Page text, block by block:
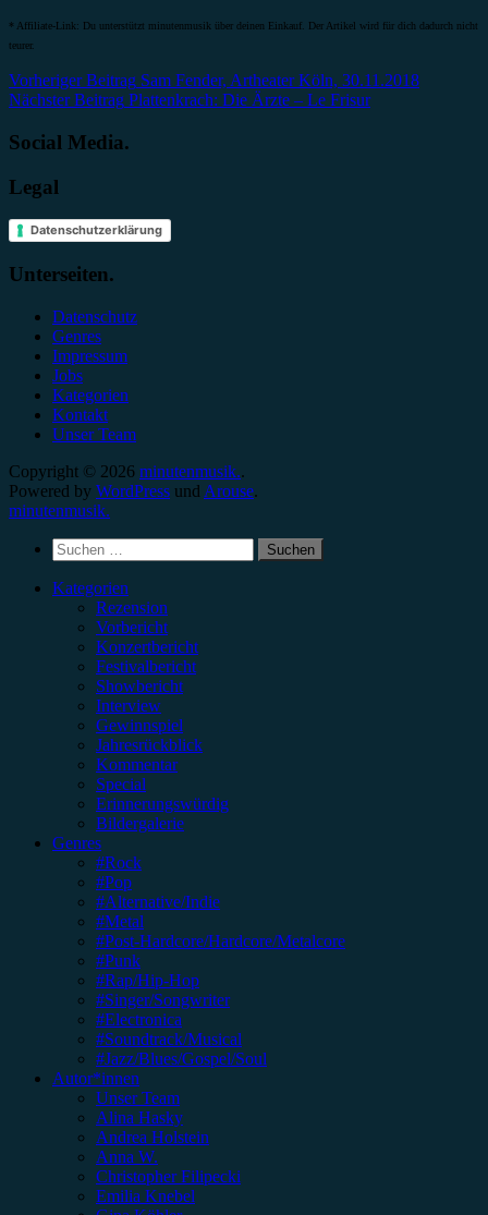
* Affiliate-Link: Du unterstützt minutenmusik über deinen Einkauf. Der Artikel wird für dich dadurch nicht
teurer.
Beitragsnavigation
Vorheriger Beitrag Sam Fender, Artheater Köln, 30.11.2018
Nächster Beitrag Plattenkrach: Die Ärzte – Le Frisur
Social Media.
Legal
Datenschutzerklärung
Unterseiten.
Datenschutz
Genres
Impressum
Jobs
Kategorien
Kontakt
Unser Team
Copyright © 2026 minutenmusik..
Powered by WordPress und Arouse.
minutenmusik.
Suchen
nach:
Kategorien
Rezension
Vorbericht
Konzertbericht
Festivalbericht
Showbericht
Interview
Gewinnspiel
Jahresrückblick
Kommentar
Special
Erinnerungswürdig
Bildergalerie
Genres
#Rock
#Pop
#Alternative/Indie
#Metal
#Post-Hardcore/Hardcore/Metalcore
#Punk
#Rap/Hip-Hop
#Singer/Songwriter
#Electronica
#Soundtrack/Musical
#Jazz/Blues/Gospel/Soul
Autor*innen
Unser Team
Alina Hasky
Andrea Holstein
Anna W.
Christopher Filipecki
Emilia Knebel